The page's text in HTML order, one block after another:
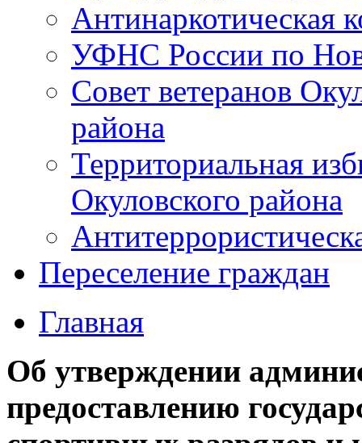
Антинаркотическая
УФНС России по
Совет ветеранов
района
Территориальная
Окуловского района
Переселение граждан
Главная
Об утверждении
предоставлению